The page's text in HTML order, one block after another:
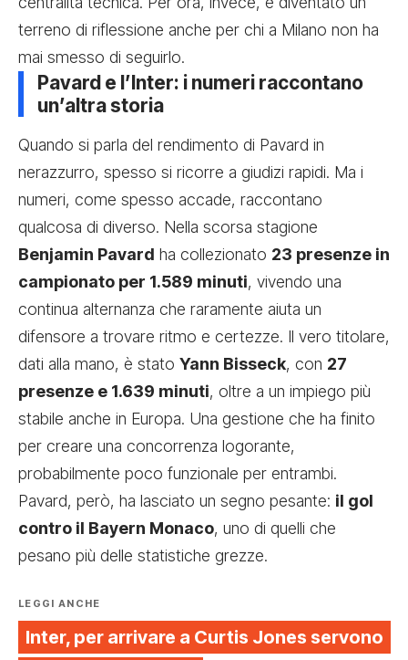
terreno di riflessione anche per chi a Milano non ha
mai smesso di seguirlo.
Pavard e l’Inter: i numeri raccontano
un’altra storia
Quando si parla del rendimento di Pavard in
nerazzurro, spesso si ricorre a giudizi rapidi. Ma i
numeri, come spesso accade, raccontano
qualcosa di diverso. Nella scorsa stagione
Benjamin Pavard ha collezionato 23 presenze in
campionato per 1.589 minuti, vivendo una
continua alternanza che raramente aiuta un
difensore a trovare ritmo e certezze. Il vero titolare,
dati alla mano, è stato Yann Bisseck, con 27
presenze e 1.639 minuti, oltre a un impiego più
stabile anche in Europa. Una gestione che ha finito
per creare una concorrenza logorante,
probabilmente poco funzionale per entrambi.
Pavard, però, ha lasciato un segno pesante: il gol
contro il Bayern Monaco, uno di quelli che
pesano più delle statistiche grezze.
LEGGI ANCHE
Inter, per arrivare a Curtis Jones servono